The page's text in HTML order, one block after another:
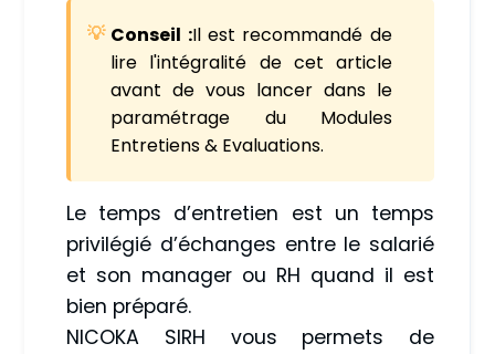
Conseil :Il est recommandé de
lire l'intégralité de cet article
avant de vous lancer dans le
paramétrage du Modules
Entretiens & Evaluations.
Le temps d’entretien est un temps
privilégié d’échanges entre le salarié
et son manager ou RH quand il est
bien préparé.
NICOKA SIRH vous permets de